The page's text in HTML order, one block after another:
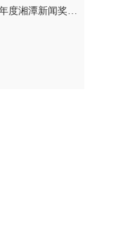
韶山市融媒体中心参评2025年度湘潭新闻奖评选作品公示